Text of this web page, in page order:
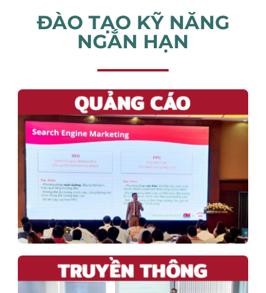
ĐÀO TẠO KỸ NĂNG
NGẮN HẠN